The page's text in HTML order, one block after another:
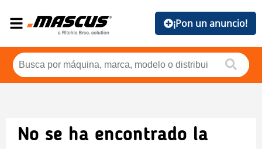
¡Pon un anuncio!
No se ha encontrado la